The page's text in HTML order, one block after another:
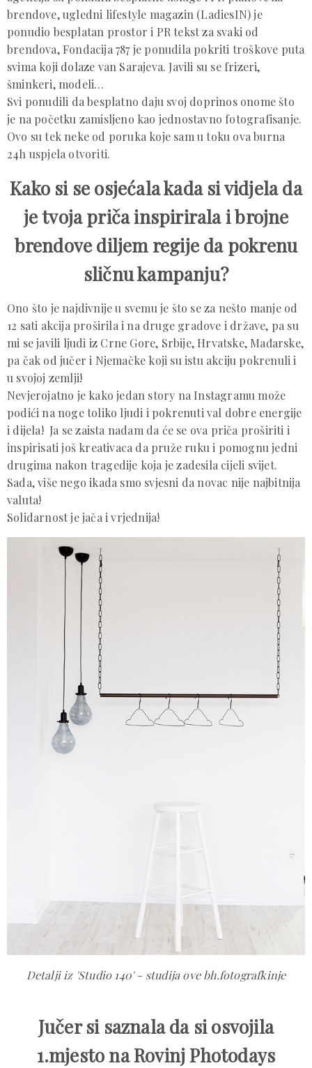
brendove, ugledni lifestyle magazin (LadiesIN) je
ponudio besplatan prostor i PR tekst za svaki od
brendova, Fondacija 787 je ponudila pokriti troškove puta
svima koji dolaze van Sarajeva. Javili su se frizeri,
šminkeri, modeli…
Svi ponudili da besplatno daju svoj doprinos onome što
je na početku zamisljeno kao jednostavno fotografisanje.
Ovo su tek neke od poruka koje sam u toku ova burna
24h uspjela otvoriti.
Kako si se osjećala kada si vidjela da
je tvoja priča inspirirala i brojne
brendove diljem regije da pokrenu
sličnu kampanju?
Ono što je najdivnije u svemu je što se za nešto manje od
12 sati akcija proširila i na druge gradove i države, pa su
mi se javili ljudi iz Crne Gore, Srbije, Hrvatske, Mađarske,
pa čak od jučer i Njemačke koji su istu akciju pokrenuli i
u svojoj zemlji!
Nevjerojatno je kako jedan story na Instagramu može
podići na noge toliko ljudi i pokrenuti val dobre energije
i dijela! Ja se zaista nadam da će se ova priča proširiti i
inspirisati još kreativaca da pruže ruku i pomognu jedni
drugima nakon tragedije koja je zadesila cijeli svijet.
Sada, više nego ikada smo svjesni da novac nije najbitnija
valuta!
Solidarnost je jača i vrjednija!
Detalji iz 'Studio 140' - studija ove bh.fotografkinje
Jučer si saznala da si osvojila
1.mjesto na Rovinj Photodays